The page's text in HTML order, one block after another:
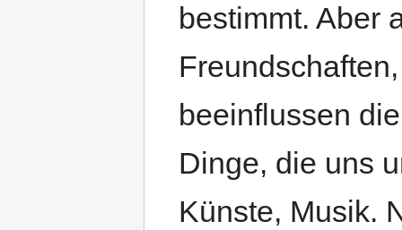
bestimmt. Aber
beeinflussen
Dinge, die uns
Künste, Musik.